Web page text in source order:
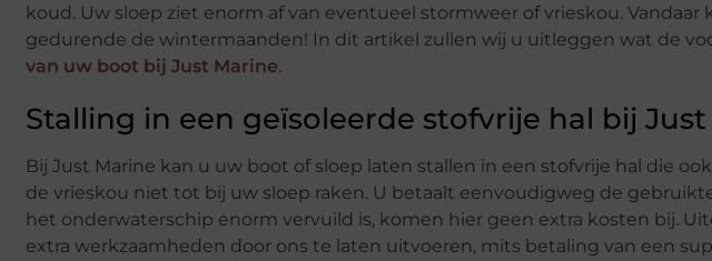
koud. Uw sloep ziet enorm af van eventueel stormweer of vrieskou. Vandaar
gedurende de wintermaanden! In dit artikel zullen wij u uitleggen wat de
van uw boot bij Just Marine.
Stalling in een geïsoleerde stofvrije hal bij
Bij Just Marine kan u uw boot of sloep laten stallen in een stofvrije hal die
de vrieskou niet tot bij uw sloep raken. U betaalt eenvoudigweg de
het onderwaterschip enorm vervuild is, komen hier geen extra kosten bij.
extra werkzaamheden door ons te laten uitvoeren, mits betaling van een